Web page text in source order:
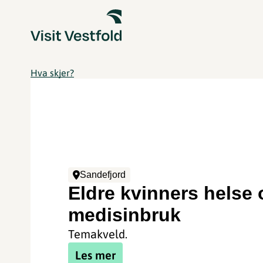
Hva skjer?
Sandefjord
Eldre kvinners helse
medisinbruk
Temakveld.
Les mer